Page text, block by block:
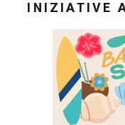
INIZIATIVE